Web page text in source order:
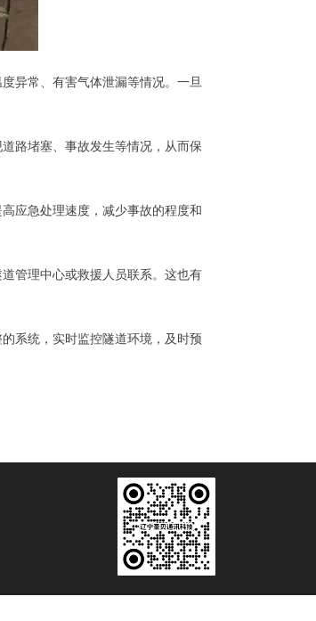
异常、有害气体泄漏等情况。一旦
路堵塞、事故发生等情况，从而保
应急处理速度，减少事故的程度和
管理中心或救援人员联系。这也有
系统，实时监控隧道环境，及时预